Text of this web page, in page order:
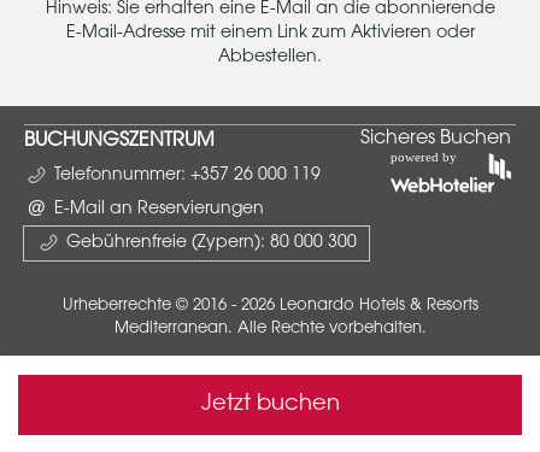
Hinweis: Sie erhalten eine E-Mail an die abonnierende
E-Mail-Adresse mit einem Link zum Aktivieren oder
Abbestellen.
BUCHUNGSZENTRUM
Telefonnummer: +357 26 000 119
E-Mail an Reservierungen
Gebührenfreie (Zypern): 80 000 300
Sicheres Buchen
Urheberrechte © 2016 - 2026 Leonardo Hotels & Resorts
Mediterranean. Alle Rechte vorbehalten.
Jetzt buchen